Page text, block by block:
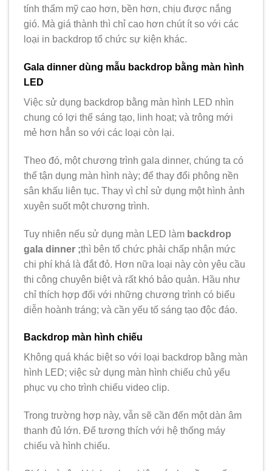
tính thẩm mỹ cao hơn, bền hơn, chịu được nắng
gió. Mà giá thành thì chỉ cao hơn chút ít so với các
loại in backdrop tổ chức sự kiện khác.
Gala dinner dùng mẫu backdrop bằng màn hình
LED
Việc sử dụng backdrop bằng màn hình LED nhìn
chung có lợi thế sáng tạo, linh hoạt; và trông mới
mẻ hơn hẳn so với các loại còn lại.
Theo đó, một chương trình gala dinner, chúng ta có
thể tận dụng màn hình này; để thay đổi phông nền
sân khấu liên tục. Thay vì chỉ sử dụng một hình ảnh
xuyên suốt một chương trình.
Tuy nhiên nếu sử dụng màn LED làm backdrop
gala dinner ;thì bên tổ chức phải chấp nhận mức
chi phí khá là đắt đỏ. Hơn nữa loại này còn yêu cầu
thi công chuyên biệt và rất khó bảo quản. Hầu như
chỉ thích hợp đối với những chương trình có biểu
diễn hoành tráng; và cần yếu tố sáng tạo độc đáo.
Backdrop màn hình chiếu
Không quá khác biệt so với loại backdrop bằng màn
hình LED; việc sử dụng màn hình chiếu chủ yếu
phục vụ cho trình chiếu video clip.
Trong trường hợp này, vẫn sẽ cần đến một dàn âm
thanh đủ lớn. Để tương thích với hệ thống máy
chiếu và hình chiếu.